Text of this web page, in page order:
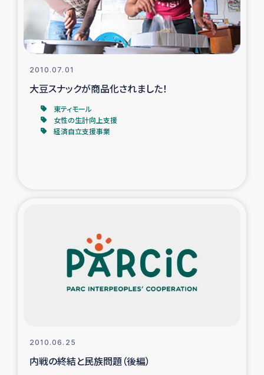
シリア国内避難民・帰還民の生活再建支援
トルコにおけるシリア難民支援事業
インドネシア中部 スラウェシの地震・津波被災者支援
スリランカ ムライティブ県帰還民の生活再建支援
スリランカの南北女性をつなぐサリー・リサイクル・プロ
ジェクト
復興支援事業
2010.07.01
大豆スナックが商品化されました！
東ティモール
女性の生計向上支援
経済自立支援事業
2010.06.25
内戦の終結と民族問題（後編）